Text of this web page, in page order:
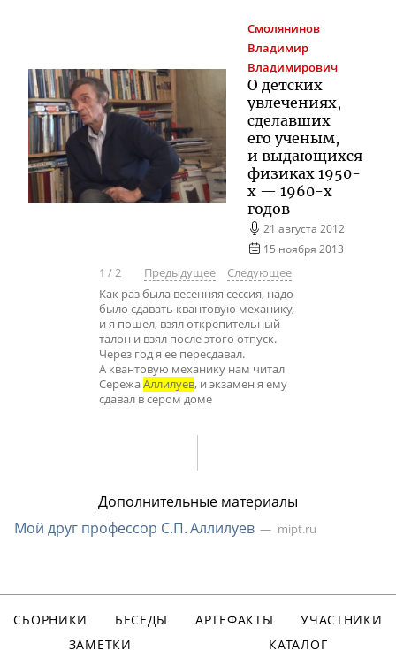
Смолянинов
Владимир
Владимирович
О детских
увлечениях,
сделавших
его ученым,
и выдающихся
физиках 1950-
х — 1960-х
годов
21 августа 2012
15 ноября 2013
1 /2 Предыдущее
Следующее
Как раз была весенняя сессия, надо
было сдавать квантовую механику,
и я пошел, взял открепительный
талон и взял после этого отпуск.
Через год я ее пересдавал.
А квантовую механику нам читал
СережаАллилуев, и экзамен я ему
сдавал в сером доме
Дополнительные материалы
Мой друг профессор С.П. Аллилуев
mipt.ru
СБОРНИКИ БЕСЕДЫ АРТЕФАКТЫ
УЧАСТНИКИ
ЗАМЕТКИ
КАТАЛОГ